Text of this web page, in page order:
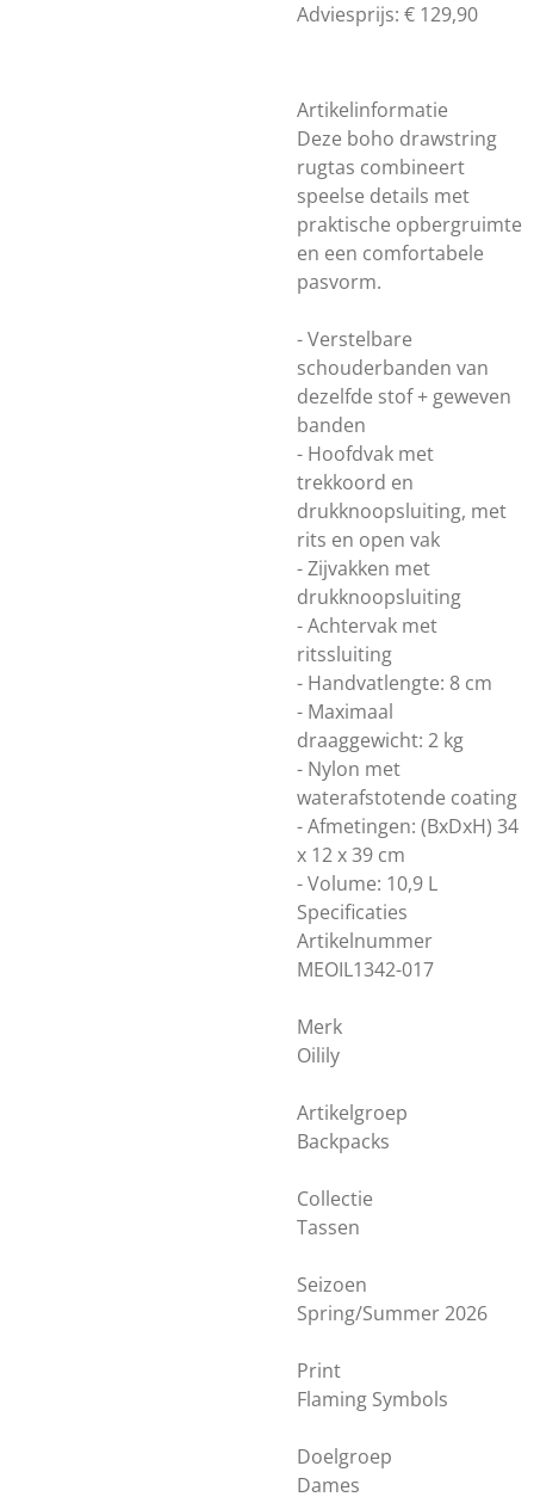
Adviesprijs: € 129,90
Artikelinformatie
Deze boho drawstring
rugtas combineert
speelse details met
praktische opbergruimte
en een comfortabele
pasvorm.
- Verstelbare
schouderbanden van
dezelfde stof + geweven
banden
- Hoofdvak met
trekkoord en
drukknoopsluiting, met
rits en open vak
- Zijvakken met
drukknoopsluiting
- Achtervak met
ritssluiting
- Handvatlengte: 8 cm
- Maximaal
draaggewicht: 2 kg
- Nylon met
waterafstotende coating
- Afmetingen: (BxDxH) 34
x 12 x 39 cm
- Volume: 10,9 L
Specificaties
Artikelnummer
MEOIL1342-017
Merk
Oilily
Artikelgroep
Backpacks
Collectie
Tassen
Seizoen
Spring/Summer 2026
Print
Flaming Symbols
Doelgroep
Dames